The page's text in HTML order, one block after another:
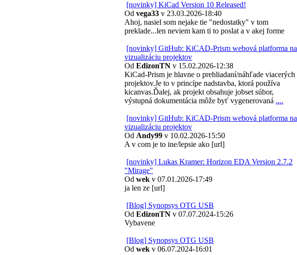
[novinky] KiCad Version 10 Released!
Od vega33 v 23.03.2026-18:40
Ahoj, nasiel som nejake tie "nedostatky" v tom
preklade...len neviem kam ti to poslat a v akej forme
[novinky] GitHub: KiCAD-Prism webová platforma na
vizualizáciu projektov
Od EdizonTN v 15.02.2026-12:38
KiCad-Prism je hlavne o prehliadaní/náhľade viacerých
projektov.Je to v princípe nadstavba, ktorá používa
kicanvas.Ďalej, ak projekt obsahuje jobset súbor,
výstupná dokumentácia môže byť vygenerovaná ....
[novinky] GitHub: KiCAD-Prism webová platforma na
vizualizáciu projektov
Od Andy99 v 10.02.2026-15:50
A v com je to ine/lepsie ako [url]
[novinky] Lukas Kramer: Horizon EDA Version 2.7.2
"Mirage"
Od wek v 07.01.2026-17:49
ja len ze [url]
[Blog] Synopsys OTG USB
Od EdizonTN v 07.07.2024-15:26
Vybavene
[Blog] Synopsys OTG USB
Od wek v 06.07.2024-16:01